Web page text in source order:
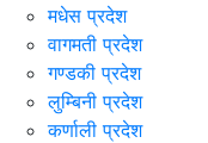
मधेस प्रदेश
वागमती प्रदेश
गण्डकी प्रदेश
लुम्बिनी प्रदेश
कर्णाली प्रदेश